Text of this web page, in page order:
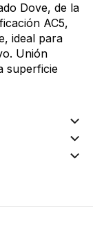
Dove, de la
AC5,
ideal para
Unión
superficie